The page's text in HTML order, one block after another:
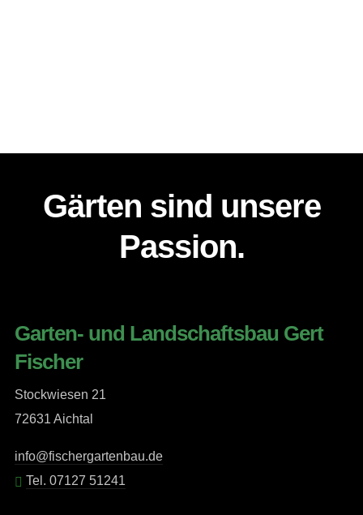
Gärten sind unsere
Passion.
Garten- und Landschaftsbau Gert
Fischer
Stockwiesen 21
72631 Aichtal
info@fischergartenbau.de
Tel. 07127 51241